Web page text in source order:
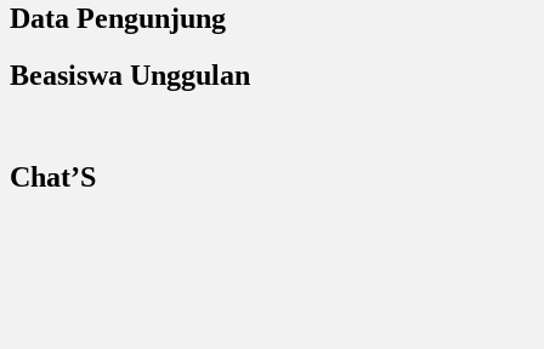
Data Pengunjung
Beasiswa Unggulan
Chat’S